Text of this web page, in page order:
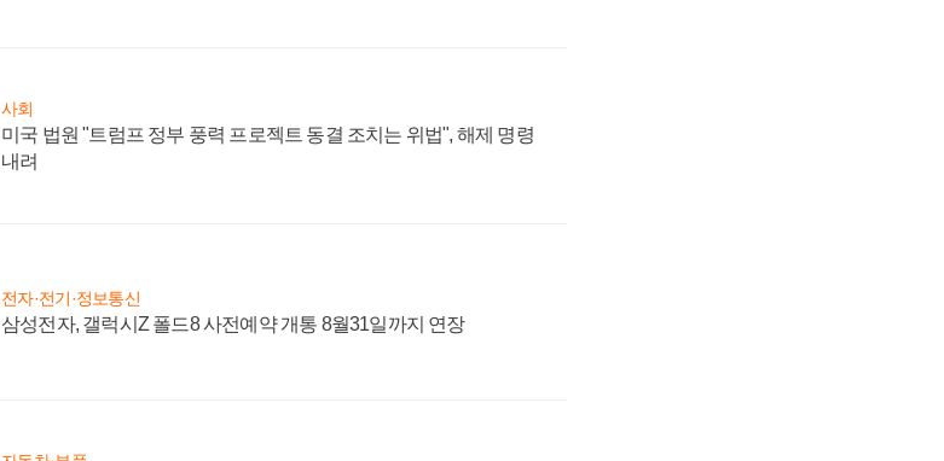
사회
미국 법원 "트럼프 정부 풍력 프로젝트 동결 조치는 위법", 해제 명령
내려
전자·전기·정보통신
삼성전자, 갤럭시Z 폴드8 사전예약 개통 8월31일까지 연장